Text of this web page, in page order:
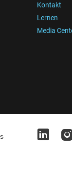
Kontakt
Lernen
Media